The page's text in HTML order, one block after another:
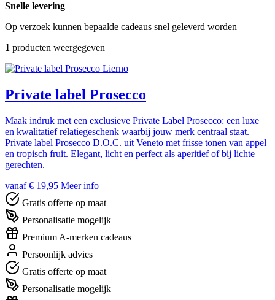
Snelle levering
Op verzoek kunnen bepaalde cadeaus snel geleverd worden
1 producten weergegeven
Lierno
Private label Prosecco
Maak indruk met een exclusieve Private Label Prosecco: een luxe
en kwalitatief relatiegeschenk waarbij jouw merk centraal staat.
Private label Prosecco D.O.C. uit Veneto met frisse tonen van appel
en tropisch fruit. Elegant, licht en perfect als aperitief of bij lichte
gerechten.
vanaf € 19,95 Meer info
Gratis offerte op maat
Personalisatie mogelijk
Premium A-merken cadeaus
Persoonlijk advies
Gratis offerte op maat
Personalisatie mogelijk